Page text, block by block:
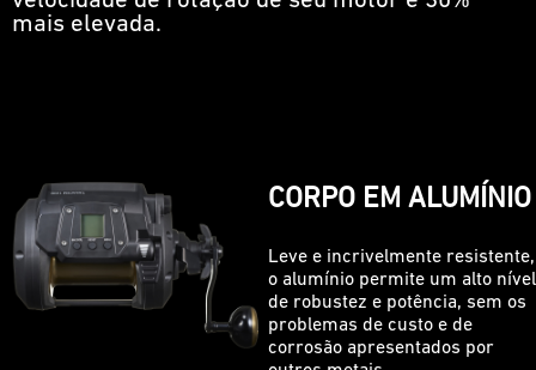
mais elevada.
CORPO EM ALUMÍNIO
Leve e incrivelmente resistente,
o alumínio permite um alto nível
de robustez e potência, sem os
problemas de custo e de
corrosão apresentados por